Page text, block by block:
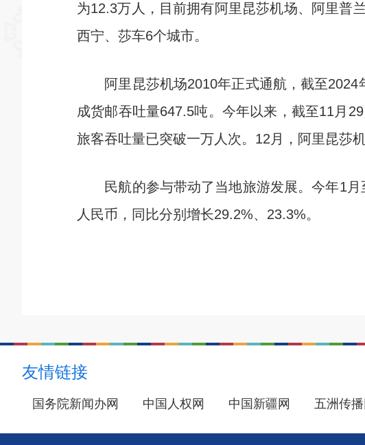
为12.3万人，目前拥有阿里昆莎机场、阿里普
西宁、莎车6个城市。
阿里昆莎机场2010年正式通航，截至2024
成货邮吞吐量647.5吨。今年以来，截至11月
旅客吞吐量已突破一万人次。12月，阿里昆莎
民航的参与带动了当地旅游发展。今年1月
人民币，同比分别增长29.2%、23.3%。
友情链接
国务院新闻办网 中国人权网 中国新疆网 五洲传播